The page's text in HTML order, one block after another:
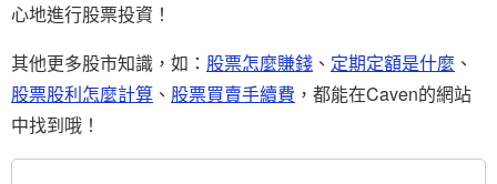
心地進行股票投資！
其他更多股市知識，如： 股票怎麼賺錢 、 定期定額是什麼 、
股票股利怎麼計算 、 股票買賣手續費 ，都能在Caven的網站
中找到哦！